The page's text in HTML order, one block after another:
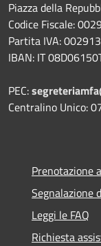
Piazza della
Codice Fiscale:
Partita IVA:
IBAN: IT
PEC:
Centralino Unico:
Prenotazione
Segnalazione
Leggi le FAQ
Richiesta